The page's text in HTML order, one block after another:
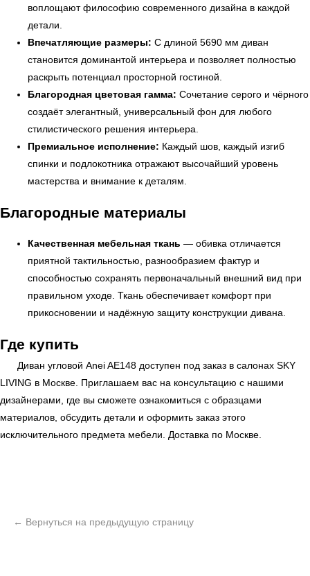
воплощают философию современного дизайна в каждой
детали.
Впечатляющие размеры: С длиной 5690 мм диван
становится доминантой интерьера и позволяет полностью
раскрыть потенциал просторной гостиной.
Благородная цветовая гамма: Сочетание серого и чёрного
создаёт элегантный, универсальный фон для любого
стилистического решения интерьера.
Премиальное исполнение: Каждый шов, каждый изгиб
спинки и подлокотника отражают высочайший уровень
мастерства и внимание к деталям.
Благородные материалы
Качественная мебельная ткань — обивка отличается
приятной тактильностью, разнообразием фактур и
способностью сохранять первоначальный внешний вид при
правильном уходе. Ткань обеспечивает комфорт при
прикосновении и надёжную защиту конструкции дивана.
Где купить
Диван угловой Anei AE148 доступен под заказ в салонах SKY
LIVING в Москве. Приглашаем вас на консультацию с нашими
дизайнерами, где вы сможете ознакомиться с образцами
материалов, обсудить детали и оформить заказ этого
исключительного предмета мебели. Доставка по Москве.
← Вернуться на предыдущую страницу
Офисная мебель